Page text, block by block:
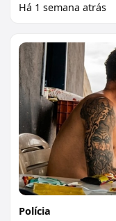
Há 1 semana atrás
Polícia